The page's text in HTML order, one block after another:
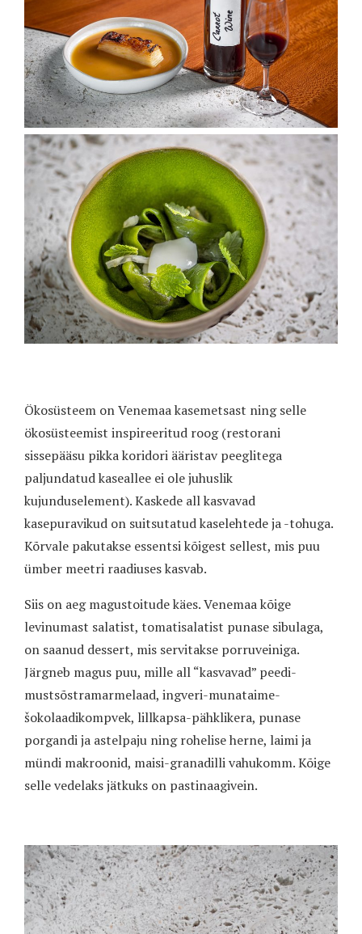
Ökosüsteem on Venemaa kasemetsast ning selle
ökosüsteemist inspireeritud roog (restorani
sissepääsu pikka koridori ääristav peeglitega
paljundatud kaseallee ei ole juhuslik
kujunduselement). Kaskede all kasvavad
kasepuravikud on suitsutatud kaselehtede ja -tohuga.
Kõrvale pakutakse essentsi kõigest sellest, mis puu
ümber meetri raadiuses kasvab.
Siis on aeg magustoitude käes. Venemaa kõige
levinumast salatist, tomatisalatist punase sibulaga,
on saanud dessert, mis servitakse porruveiniga.
Järgneb magus puu, mille all “kasvavad” peedi-
mustsõstramarmelaad, ingveri-munataime-
šokolaadikompvek, lillkapsa-pähklikera, punase
porgandi ja astelpaju ning rohelise herne, laimi ja
mündi makroonid, maisi-granadilli vahukomm. Kõige
selle vedelaks jätkuks on pastinaagivein.